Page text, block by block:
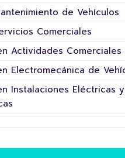
de Vehículos
Comerciales
Actividades Comerciales
Electromecánica de
Instalaciones Eléctricas y